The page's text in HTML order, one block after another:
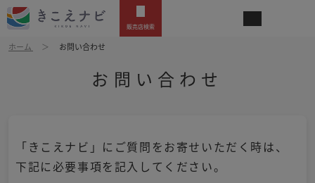
販売店検索
ホーム お問い合わせ
お問い合わせ
「きこえナビ」にご質問をお寄せいただく時は、
下記に必要事項を記入してください。